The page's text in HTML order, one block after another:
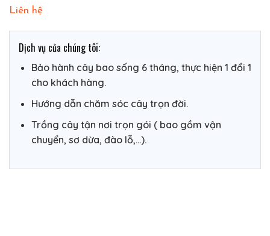
Liên hệ
Dịch vụ của chúng tôi:
Bảo hành cây bao sống 6 tháng, thực hiện 1 đổi 1
cho khách hàng.
Hướng dẫn chăm sóc cây trọn đời.
Trồng cây tận nơi trọn gói ( bao gồm vận
chuyển, sơ dừa, đào lỗ,…).